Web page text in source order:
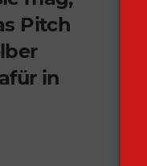
Pitch
in